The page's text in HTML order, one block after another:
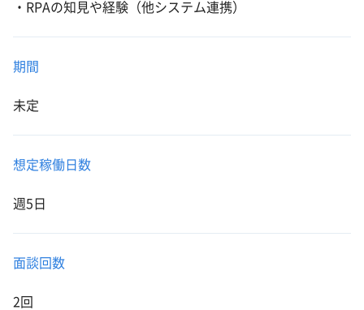
・RPAの知見や経験（他システム連携）
期間
未定
想定稼働日数
週5日
面談回数
2回